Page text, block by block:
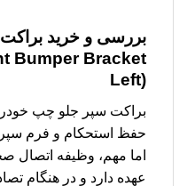
بررسی و خرید
Bumper Bracket
Left)
حفظ استحکام و فرم
اما مهم، وظیفه اتصال
عهده دارد و در هنگام